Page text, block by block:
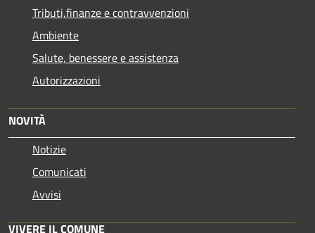
Tributi,finanze e contravvenzioni
Ambiente
Salute, benessere e assistenza
Autorizzazioni
NOVITÀ
Notizie
Comunicati
Avvisi
VIVERE IL COMUNE